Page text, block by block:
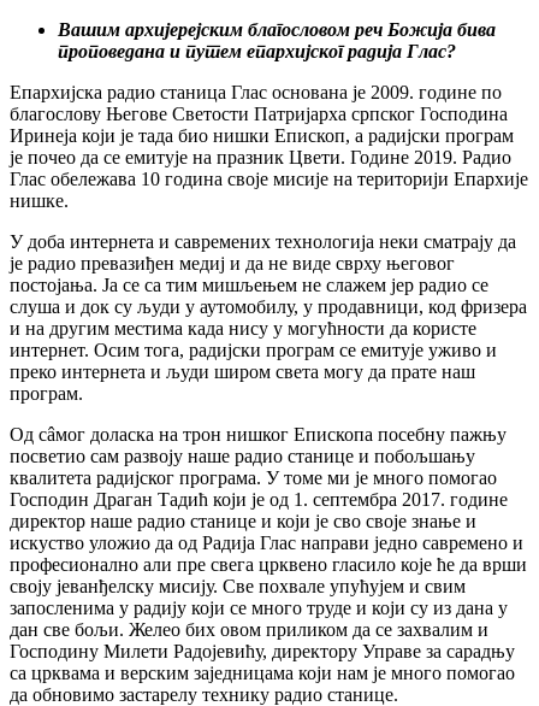
Вашим архијерејским благословом реч Божија бива
проповедана и путем епархијског радија Глас?
Епархијска радио станица Глас основана је 2009. године по
благослову Његове Светости Патријарха српског Господина
Иринеја који је тада био нишки Епископ, а радијски програм
је почео да се емитује на празник Цвети. Године 2019. Радио
Глас обележава 10 година своје мисије на територији Епархије
нишке.
У доба интернета и савремених технологија неки сматрају да
је радио превазиђен медиј и да не виде сврху његовог
постојања. Ја се са тим мишљењем не слажем јер радио се
слуша и док су људи у аутомобилу, у продавници, код фризера
и на другим местима када нису у могућности да користе
интернет. Осим тога, радијски програм се емитује уживо и
преко интернета и људи широм света могу да прате наш
програм.
Од сâмог доласка на трон нишког Епископа посебну пажњу
посветио сам развоју наше радио станице и побољшању
квалитета радијског програма. У томе ми је много помогао
Господин Драган Тадић који је од 1. септембра 2017. године
директор наше радио станице и који је сво своје знање и
искуство уложио да од Радија Глас направи једно савремено и
професионално али пре свега црквено гласило које ће да врши
своју јеванђелску мисију. Све похвале упућујем и свим
запосленима у радију који се много труде и који су из дана у
дан све бољи. Желео бих овом приликом да се захвалим и
Господину Милети Радојевићу, директору Управе за сарадњу
са црквама и верским заједницама који нам је много помогао
да обновимо застарелу технику радио станице.